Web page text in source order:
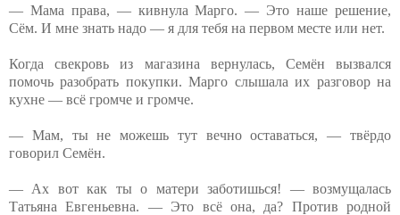
— Мама права, — кивнула Марго. — Это наше решение,
Сём. И мне знать надо — я для тебя на первом месте или нет.
Когда свекровь из магазина вернулась, Семён вызвался
помочь разобрать покупки. Марго слышала их разговор на
кухне — всё громче и громче.
— Мам, ты не можешь тут вечно оставаться, — твёрдо
говорил Семён.
— Ах вот как ты о матери заботишься! — возмущалась
Татьяна Евгеньевна. — Это всё она, да? Против родной